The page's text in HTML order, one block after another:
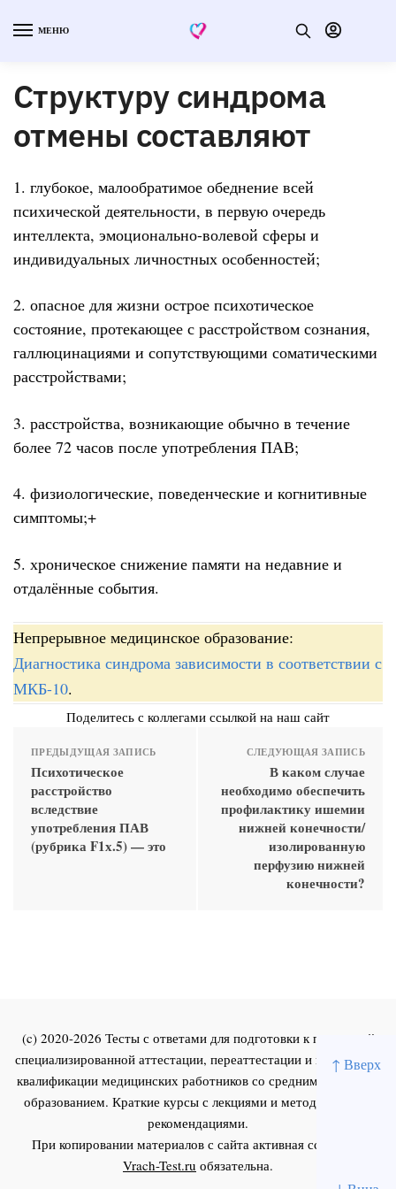
↑ Вверх
МЕНЮ
Структуру синдрома
отмены составляют
1. глубокое, малообратимое обеднение всей
психической деятельности, в первую очередь
интеллекта, эмоционально-волевой сферы и
индивидуальных личностных особенностей;
2. опасное для жизни острое психотическое
состояние, протекающее с расстройством сознания,
галлюцинациями и сопутствующими соматическими
расстройствами;
3. расстройства, возникающие обычно в течение
более 72 часов после употребления ПАВ;
4. физиологические, поведенческие и когнитивные
симптомы;+
5. хроническое снижение памяти на недавние и
отдалённые события.
Непрерывное медицинское образование:
Диагностика синдрома зависимости в соответствии с
МКБ-10.
Поделитесь с коллегами ссылкой на наш сайт
ПРЕДЫДУЩАЯ ЗАПИСЬ
Психотическое
расстройство
вследствие
употребления ПАВ
(рубрика F1х.5) — это
СЛЕДУЮЩАЯ ЗАПИСЬ
В каком случае
необходимо обеспечить
профилактику ишемии
нижней конечности/
изолированную
перфузию нижней
конечности?
(c) 2020-2026 Тесты с ответами для подготовки к первичной
специализированной аттестации, переаттестации и повышения
квалификации медицинских работников со средним и высшим
образованием. Краткие курсы с лекциями и методическими
рекомендациями.
При копировании материалов с сайта активная ссылка на
Vrach-Test.ru обязательна.